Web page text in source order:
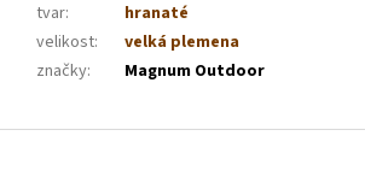
tvar:
hranaté
velikost:
velká plemena
značky: Magnum Outdoor